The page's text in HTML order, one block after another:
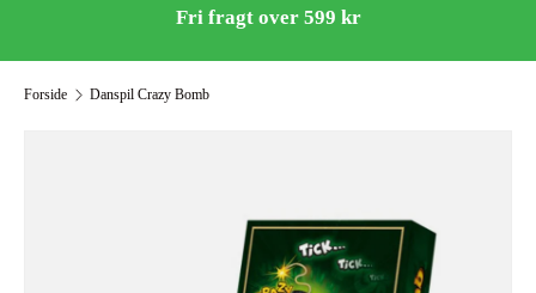
Fri fragt over 599 kr
Forside Danspil Crazy Bomb